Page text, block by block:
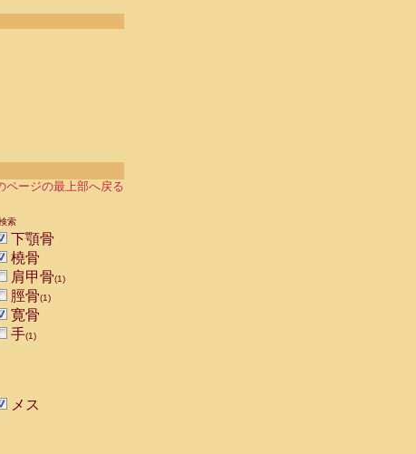
ページの最上部へ戻る
索
下顎骨
橈骨
肩甲骨(1)
脛骨(1)
寛骨
手(1)
メス